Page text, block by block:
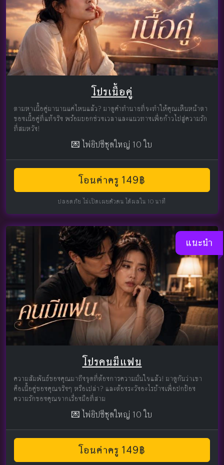
โปรเนื้อคู่
ตามหาเนื้อคู่มานานแค่ไหนแล้ว? มาดูคำทำนายที่จะทำให้คุณเห็นหน้าตา
ของเนื้อคู่ที่แท้จริง พร้อมบอกช่วงเวลาและแนวทางเพื่อก้าวไปสู่ความรัก
ที่สมหวัง!
💌 ไพ่ยิปซีชุดใหญ่ 10 ใบ
โอนค่าครู 149฿
ปลอดภัย ไม่เปิดเผยตัวตน ได้ผลใน 10 นาที
แนะนำ
โปรคนมีแฟน
ความสัมพันธ์ของคุณมาถึงจุดที่ต้องการความมั่นใจแล้ว! มาดูกันว่าเขา
คือเนื้อคู่ของคุณจริงๆ หรือเปล่า? และต้องระวังอะไรบ้างเพื่อปกป้อง
ความรักของคุณจากเรื่องมือที่สาม
💌 ไพ่ยิปซีชุดใหญ่ 10 ใบ
โอนค่าครู 149฿